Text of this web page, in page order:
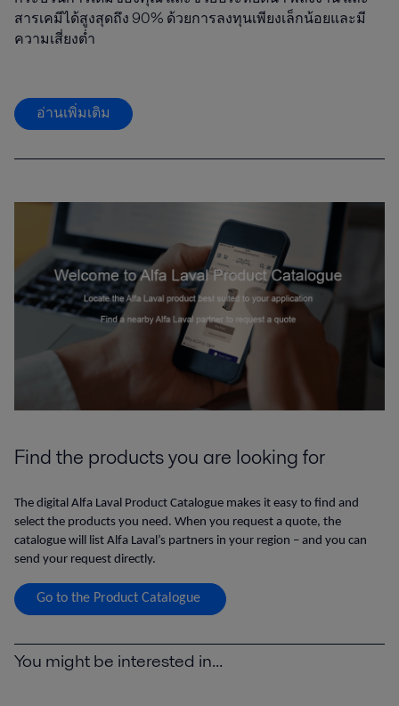
สารเคมีได้สูงสุดถึง 90% ด้วยการลงทุนเพียงเล็กน้อยและมี
ความเสี่ยงต่ำ
อ่านเพิ่มเติม
Find the products you are looking for
The digital Alfa Laval Product Catalogue makes it easy to find and
select the products you need. When you request a quote, the
catalogue will list Alfa Laval’s partners in your region – and you can
send your request directly.
Go to the Product Catalogue
You might be interested in...